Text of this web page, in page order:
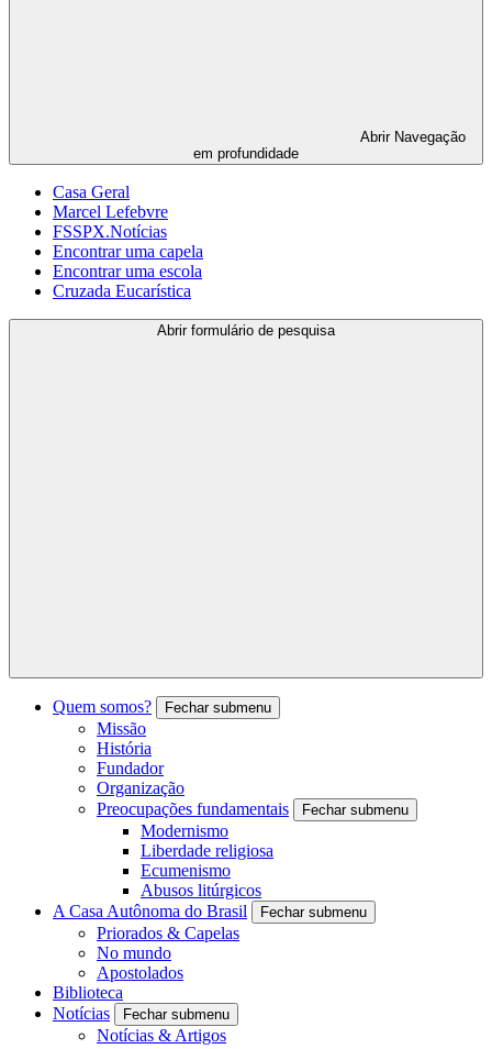
AbrirNavegação
em profundidade
Casa Geral
Marcel Lefebvre
FSSPX.Notícias
Encontrar uma capela
Encontrar uma escola
Cruzada Eucarística
Abrir formulário de pesquisa
Quem somos? Fechar submenu
Missão
História
Fundador
Organização
Preocupações fundamentais
Fechar submenu
Modernismo
Liberdade religiosa
Ecumenismo
Abusos litúrgicos
A Casa Autônoma do Brasil
Fechar submenu
Priorados & Capelas
No mundo
Apostolados
Biblioteca
Notícias
Fechar submenu
Notícias & Artigos